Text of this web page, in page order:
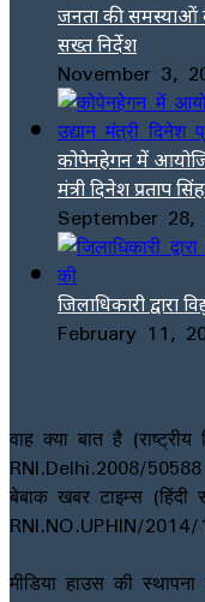
जनता की समस्याओं
सख्त निर्देश
November 3,
कोपेनहेगन में
मंत्री दिनेश प्रताप
September 28,
जिलाधिकारी द्वारा
February 11,
वाह क्या बात है (राष्ट्रीय
RNI.Delhi.2008/50588
बेबाक खबर टाइम्स (हिंदी
RNI.NO.UPHIN/
मीडिया हाउस की